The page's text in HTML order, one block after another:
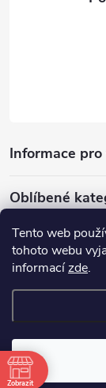
Tento web
tohoto webu
informacízde.
Informace pro
Oblíbené
Přijímáme
Zobrazit